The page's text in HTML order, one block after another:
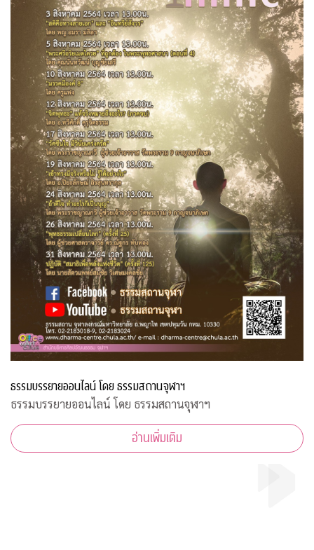
ธรรมบรรยายออนไลน์ โดย ธรรมสถานจุฬาฯ
ธรรมบรรยายออนไลน์ โดย ธรรมสถานจุฬาฯ
อ่านเพิ่มเติม